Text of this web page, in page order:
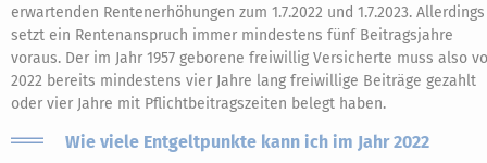
erwartenden Rentenerhöhungen zum 1.7.2022 und 1.7.2023. Allerdings
setzt ein Rentenanspruch immer mindestens fünf Beitragsjahre
voraus. Der im Jahr 1957 geborene freiwillig Versicherte muss also
2022 bereits mindestens vier Jahre lang freiwillige Beiträge gezahlt
oder vier Jahre mit Pflichtbeitragszeiten belegt haben.
Wie viele Entgeltpunkte kann ich im Jahr 2022